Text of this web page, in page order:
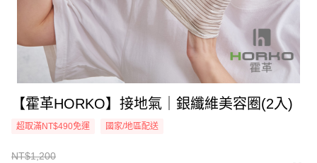
【霍革HORKO】接地氣｜銀纖維美容圈(2入)
超取滿NT$490免運 國家/地區配送
NT$1,200